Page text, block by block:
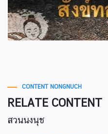
CONTENT NONGNUCH
RELATE CONTENT
สวนนงนุช